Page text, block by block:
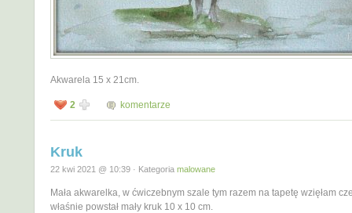
Akwarela 15 x 21cm.
2 komentarze
Kruk
22 kwi 2021 @ 10:39 · Kategoria malowane
Mała akwarelka, w ćwiczebnym szale tym razem na tapetę wzięłam
właśnie powstał mały kruk 10 x 10 cm.